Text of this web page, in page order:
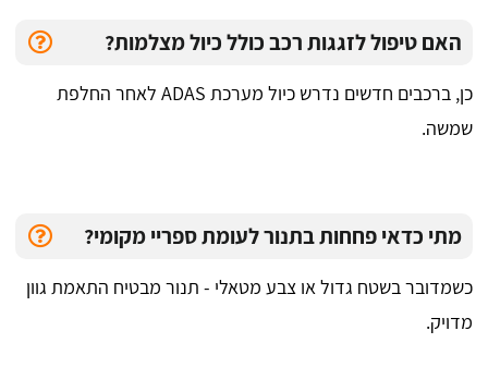
האם טיפול לזגגות רכב כולל כיול מצלמות?
כן, ברכבים חדשים נדרש כיול מערכת ADAS לאחר החלפת
שמשה.
מתי כדאי פחחות בתנור לעומת ספריי מקומי?
כשמדובר בשטח גדול או צבע מטאלי - תנור מבטיח התאמת גוון
מדויק.